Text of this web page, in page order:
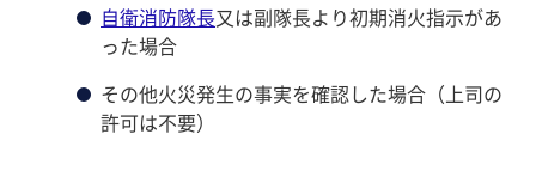
自衛消防隊長又は副隊長より初期消火指示があ
った場合
その他火災発生の事実を確認した場合（上司の
許可は不要）